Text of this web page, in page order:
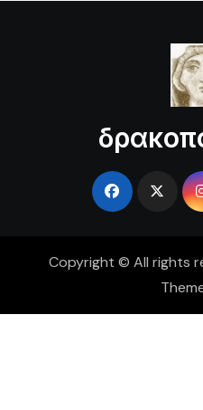
Copyright © All rights